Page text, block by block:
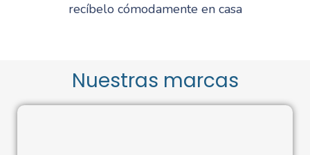
recíbelo cómodamente en casa
Nuestras marcas